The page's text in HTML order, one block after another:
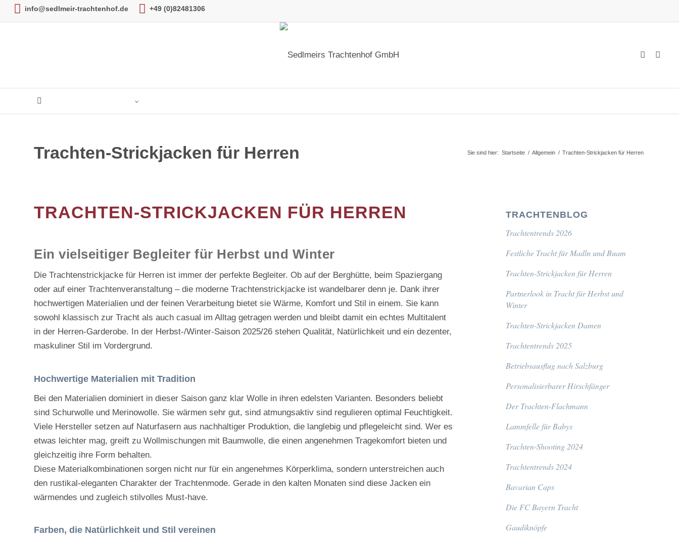
info@sedlmeir-trachtenhof.de +49 (0)82481306
HERREN
GUTSCHEINE
Trachten-Strickjacken für Herren Sie sind hier: Startseite / Allgemein / Trachten-Strickjacken für Herren
TRACHTEN-STRICKJACKEN FÜR HERREN
Ein vielseitiger Begleiter für Herbst und Winter
Die Trachtenstrickjacke für Herren ist immer der perfekte Begleiter. Ob auf der Berghütte, beim Spaziergang
oder auf einer Trachtenveranstaltung – die moderne Trachtenstrickjacke ist wandelbarer denn je. Dank ihrer
hochwertigen Materialien und der feinen Verarbeitung bietet sie Wärme, Komfort und Stil in einem. Sie kann
sowohl klassisch zur Tracht als auch casual im Alltag getragen werden und bleibt damit ein echtes Multitalent
in der Herren-Garderobe. In der Herbst-/Winter-Saison 2025/26 stehen Qualität, Natürlichkeit und ein dezenter,
maskuliner Stil im Vordergrund.
Hochwertige Materialien mit Tradition
Bei den Materialien dominiert in dieser Saison ganz klar Wolle in ihren edelsten Varianten. Besonders beliebt
sind Schurwolle und Merinowolle. Sie wärmen sehr gut, sind atmungsaktiv sind regulieren optimal Feuchtigkeit.
Viele Hersteller setzen auf Naturfasern aus nachhaltiger Produktion, die langlebig und pflegeleicht sind. Wer es
etwas leichter mag, greift zu Wollmischungen mit Baumwolle, die einen angenehmen Tragekomfort bieten und
gleichzeitig ihre Form behalten.
Diese Materialkombinationen sorgen nicht nur für ein angenehmes Körperklima, sondern unterstreichen auch
den rustikal-eleganten Charakter der Trachtenmode. Gerade in den kalten Monaten sind diese Jacken ein
wärmendes und zugleich stilvolles Must-have.
Farben, die Natürlichkeit und Stil vereinen
TRACHTENBLOG
Trachtentrends 2026
Festliche Tracht für Madln und Buam
Trachten-Strickjacken für Herren
Partnerlook in Tracht für Herbst und
Winter
Trachten-Strickjacken Damen
Trachtentrends 2025
Betriebsausflug nach Salzburg
Personalisierbarer Hirschfänger
Der Trachten-Flachmann
Lammfelle für Babys
Trachten-Shooting 2024
Trachtentrends 2024
Bavarian Caps
Die FC Bayern Tracht
Gaudiknöpfe